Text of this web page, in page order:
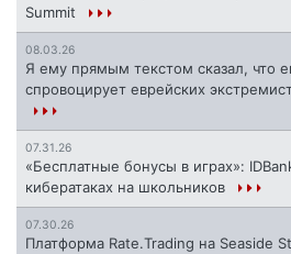
Summit
08.03.26
Я ему прямым текстом сказал, что
спровоцирует еврейских
07.31.26
«Бесплатные бонусы в играх»:
кибератаках на школьников
07.30.26
Платформа Rate.Trading на Seaside